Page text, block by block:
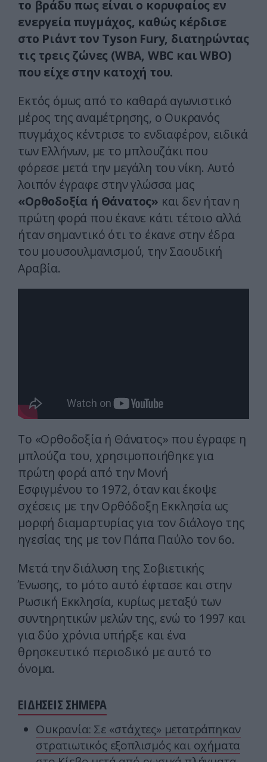
το βράδυ πως είναι ο κορυφαίος εν
ενεργεία πυγμάχος, καθώς κέρδισε
στο Ριάντ τον Tyson Fury, διατηρώντας
τις τρεις ζώνες (WBA, WBC και WBO)
που είχε στην κατοχή του.
Εκτός όμως από το καθαρά αγωνιστικό
μέρος της αναμέτρησης, ο Ουκρανός
πυγμάχος κέντρισε το ενδιαφέρον, ειδικά
των Ελλήνων, με το μπλουζάκι που
φόρεσε μετά την μεγάλη του νίκη. Αυτό
λοιπόν έγραφε στην γλώσσα μας
«Ορθοδοξία ή Θάνατος» και δεν ήταν η
πρώτη φορά που έκανε κάτι τέτοιο αλλά
ήταν σημαντικό ότι το έκανε στην έδρα
του μουσουλμανισμού, την Σαουδική
Αραβία.
Το «Ορθοδοξία ή Θάνατος» που έγραφε η
μπλούζα του, χρησιμοποιήθηκε για
πρώτη φορά από την Μονή
Εσφιγμένου το 1972, όταν και έκοψε
σχέσεις με την Ορθόδοξη Εκκλησία ως
μορφή διαμαρτυρίας για τον διάλογο της
ηγεσίας της με τον Πάπα Παύλο τον 6ο.
Μετά την διάλυση της Σοβιετικής
Ένωσης, το μότο αυτό έφτασε και στην
Ρωσική Εκκλησία, κυρίως μεταξύ των
συντηρητικών μελών της, ενώ το 1997 και
για δύο χρόνια υπήρξε και ένα
θρησκευτικό περιοδικό με αυτό το
όνομα.
ΕΙΔΗΣΕΙΣ ΣΗΜΕΡΑ
Ουκρανία: Σε «στάχτες» μετατράπηκαν
στρατιωτικός εξοπλισμός και οχήματα